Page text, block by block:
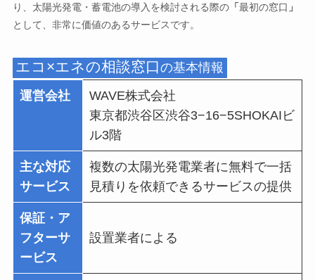
り、太陽光発電・蓄電池の導入を検討される際の「 最初の窓口 」
として、非常に価値のあるサービスです。
エコ×エネの相談窓口の基本情報
運営会社
WAVE株式会社
東京都渋谷区渋谷3−16−5SHOKAIビ
ル3階
主な対応
サービス
複数の太陽光発電業者に無料で一括
見積りを依頼できるサービスの提供
保証・ア
フターサ
ービス
設置業者による